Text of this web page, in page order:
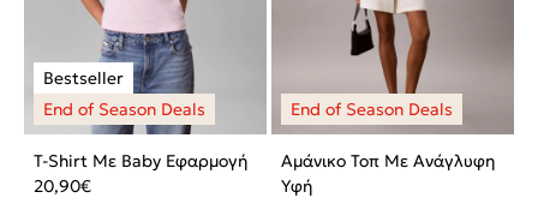
T-Shirt Με Baby Εφαρμογή
20,90€
Αμάνικο Τοπ Με Ανάγλυφη
Υφή